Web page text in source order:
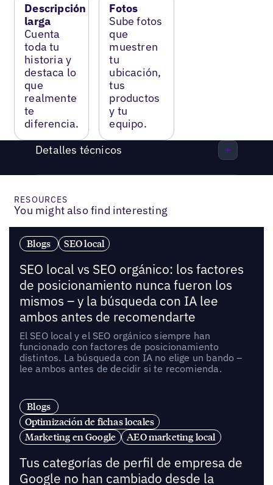
Descripción
larga
Cuenta
toda tu
historia y
destaca lo
que
realmente
te
diferencia.
Fotos
Sube fotos
que
muestren
tu
ubicación,
tus
productos
y tu
equipo.
Detalles técnicos
RESOURCES
You might also find interesting
Blogs SEO local
SEO local vs SEO orgánico: los factores
de posicionamiento nunca fueron los
mismos – y la búsqueda con IA lee
ambos antes de recomendarte
El SEO local y el SEO orgánico siempre han
funcionado con factores de posicionamiento
distintos. La búsqueda con IA no elige un bando –
lee ambos antes de decidir si te recomienda.
Blogs
Optimización de fichas locales
Marketing en Google
AEO marketing local
Tus categorías de perfil de empresa de
Google no han cambiado desde la